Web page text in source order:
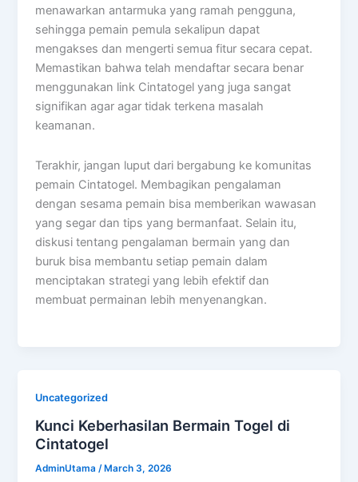
menawarkan antarmuka yang ramah pengguna,
sehingga pemain pemula sekalipun dapat
mengakses dan mengerti semua fitur secara cepat.
Memastikan bahwa telah mendaftar secara benar
menggunakan link Cintatogel yang juga sangat
signifikan agar agar tidak terkena masalah
keamanan.
Terakhir, jangan luput dari bergabung ke komunitas
pemain Cintatogel. Membagikan pengalaman
dengan sesama pemain bisa memberikan wawasan
yang segar dan tips yang bermanfaat. Selain itu,
diskusi tentang pengalaman bermain yang dan
buruk bisa membantu setiap pemain dalam
menciptakan strategi yang lebih efektif dan
membuat permainan lebih menyenangkan.
Uncategorized
Kunci Keberhasilan Bermain Togel di
Cintatogel
AdminUtama /March 3, 2026